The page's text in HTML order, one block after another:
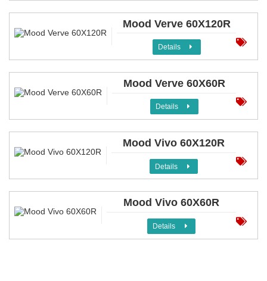
Mood Verve 60X120R
Details
Mood Verve 60X60R
Details
Mood Vivo 60X120R
Details
Mood Vivo 60X60R
Details